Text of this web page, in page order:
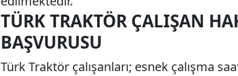
TÜRK TRAKTÖR ÇALIŞAN
BAŞVURUSU
Türk Traktör çalışanları; esnek çalışma